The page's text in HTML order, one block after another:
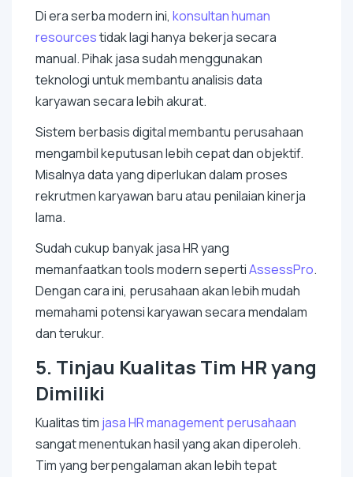
Di era serba modern ini, konsultanhuman
resourcestidak lagi hanya bekerja secara
manual. Pihak jasa sudah menggunakan
teknologi untuk membantu analisis data
karyawan secara lebih akurat.
Sistem berbasis digital membantu perusahaan
mengambil keputusan lebih cepat dan objektif.
Misalnya data yang diperlukan dalam proses
rekrutmen karyawan baru atau penilaian kinerja
lama.
Sudah cukup banyak jasa HR yang
memanfaatkantoolsmodern sepertiAssessPro.
Dengan cara ini, perusahaan akan lebih mudah
memahami potensi karyawan secara mendalam
dan terukur.
5. Tinjau Kualitas Tim HR yang
Dimiliki
Kualitas tim jasa HRmanagementperusahaan
sangat menentukan hasil yang akan diperoleh.
Tim yang berpengalaman akan lebih tepat